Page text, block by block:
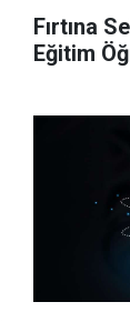
Fırtına
Eğitim